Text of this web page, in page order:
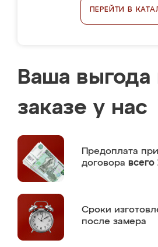
ПЕРЕЙТИ В
Ваша выгода
заказе у нас
Предоплата
договора всего
Сроки
после замера